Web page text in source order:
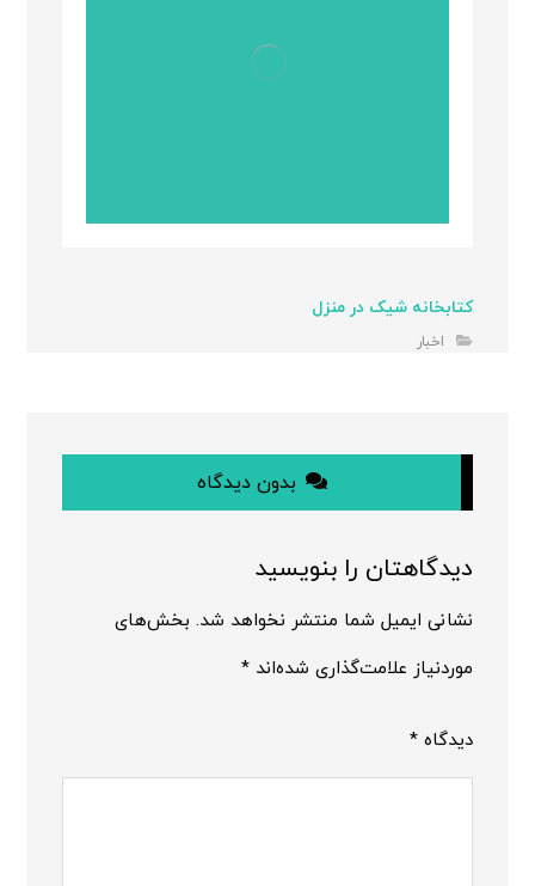
کتابخانه شیک در منزل
اخبار
بدون دیدگاه
دیدگاهتان را بنویسید
نشانی ایمیل شما منتشر نخواهد شد. بخش‌های
موردنیاز علامت‌گذاری شده‌اند*
دیدگاه*